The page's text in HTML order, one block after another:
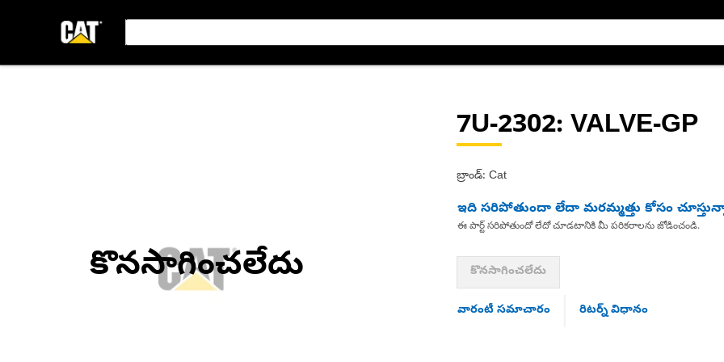
కొనసాగించలేదు
7U-2302: VALVE-GP
బ్రాండ్: Cat
ఇది సరిపోతుందా లేదా మరమ్మత్తు కోసం
ఈ పార్ట్ సరిపోతుందో లేదో చూడటానికి మీ పరికరాలను జోడించండి.
కొనసాగించలేదు
వారంటీ సమాచారం రిటర్న్ విధానం